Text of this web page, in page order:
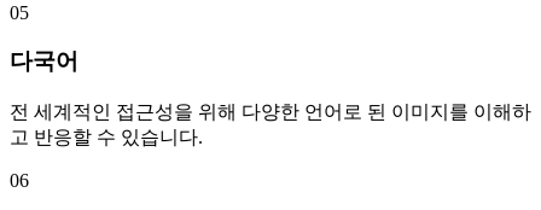
05
다국어
전 세계적인 접근성을 위해 다양한 언어로 된 이미지를 이해하
고 반응할 수 있습니다.
06